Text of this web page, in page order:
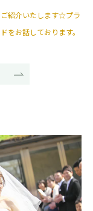
紹介いたします☆プラ
をお話しております。